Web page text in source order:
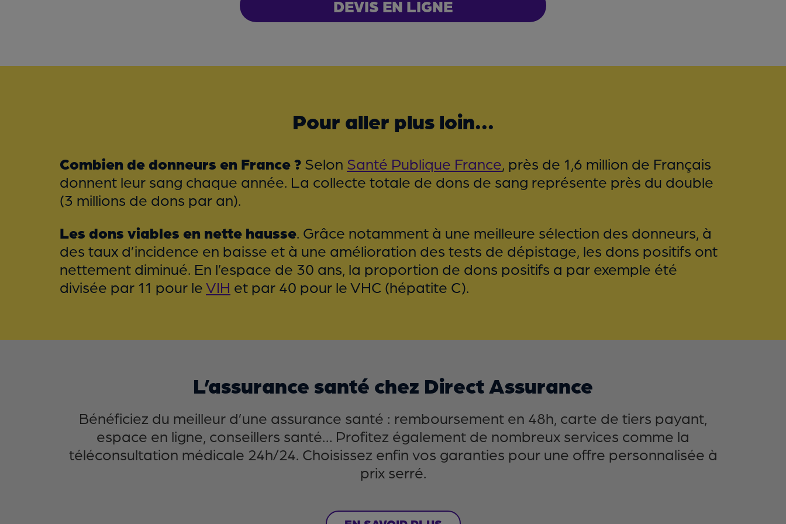
DEVIS EN LIGNE
Pour aller plus loin...
Combien de donneurs en France ? Selon Santé Publique France , près de 1,6 million de Français
donnent leur sang chaque année. La collecte totale de dons de sang représente près du double
(3 millions de dons par an).
Les dons viables en nette hausse. Grâce notamment à une meilleure sélection des donneurs, à
des taux d’incidence en baisse et à une amélioration des tests de dépistage, les dons positifs ont
nettement diminué. En l’espace de 30 ans, la proportion de dons positifs a par exemple été
divisée par 11 pour leVIH et par 40 pour le VHC (hépatite C).
L’assurance santé chez Direct Assurance
Bénéficiez du meilleur d’une assurance santé : remboursement en 48h, carte de tiers payant,
espace en ligne, conseillers santé… Profitez également de nombreux services comme la
téléconsultation médicale 24h/24. Choisissez enfin vos garanties pour une offre personnalisée à
prix serré.